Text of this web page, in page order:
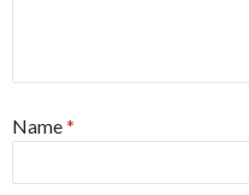
Name*